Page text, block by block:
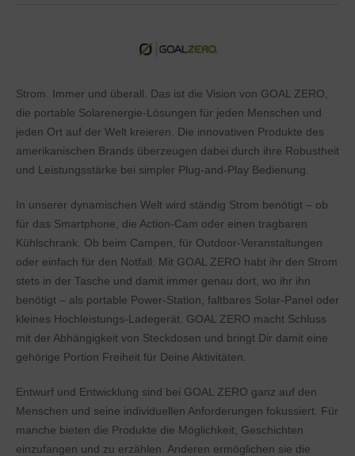
Strom. Immer und überall. Das ist die Vision von GOAL ZERO,
die portable Solarenergie-Lösungen für jeden Menschen und
jeden Ort auf der Welt kreieren. Die innovativen Produkte des
amerikanischen Brands überzeugen dabei durch ihre Robustheit
und Leistungsstärke bei simpler Plug-and-Play Bedienung.
In unserer dynamischen Welt wird ständig Strom benötigt – ob
für das Smartphone, die Action-Cam oder einen tragbaren
Kühlschrank. Ob beim Campen, für Outdoor-Veranstaltungen
oder einfach für den Notfall. Mit GOAL ZERO habt ihr den Strom
stets in der Tasche und damit immer genau dort, wo ihr ihn
benötigt – als portable Power-Station, faltbares Solar-Panel oder
kleines Hochleistungs-Ladegerät. GOAL ZERO macht Schluss
mit der Abhängigkeit von Steckdosen und bringt Dir damit eine
gehörige Portion Freiheit für Deine Aktivitäten.
Entwurf und Entwicklung sind bei GOAL ZERO ganz auf den
Menschen und seine individuellen Anforderungen fokussiert. Für
manche bieten die Produkte die Möglichkeit, Geschichten
einzufangen und zu erzählen. Anderen ermöglichen sie die